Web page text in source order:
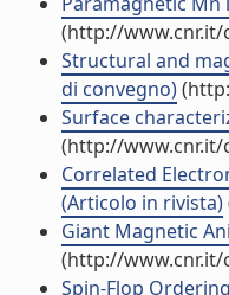
(http://
Structural and
di convegno)
Surface
(http://
Correlated
(Articolo in rivista)
Giant Magnetic
(http://
Spin-Flop